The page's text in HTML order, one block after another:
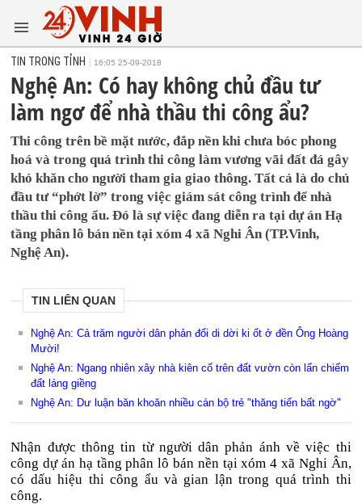
TIN TRONG TỈNH 16:05 25-09-2018
Nghệ An: Có hay không chủ đầu tư
làm ngơ để nhà thầu thi công ẩu?
Thi công trên bề mặt nước, đắp nền khi chưa bóc phong
hoá và trong quá trình thi công làm vương vãi đất đá gây
khó khăn cho người tham gia giao thông. Tất cả là do chủ
đầu tư “phớt lờ” trong việc giám sát công trình để nhà
thầu thi công ẩu. Đó là sự việc đang diễn ra tại dự án Hạ
tầng phân lô bán nền tại xóm 4 xã Nghi Ân (TP.Vinh,
Nghệ An).
TIN LIÊN QUAN
Nghệ An: Cả trăm người dân phản đối di dời ki ốt ở đền Ông Hoàng
Mười!
Nghệ An: Ngang nhiên xây nhà kiên cố trên đất vườn còn lấn chiếm
đất láng giềng
Nghệ An: Dư luận băn khoăn nhiều cán bộ trẻ "thăng tiến bất ngờ"
Nhận được thông tin từ người dân phản ánh về việc thi
công dự án hạ tầng phân lô bán nền tại xóm 4 xã Nghi Ân,
có dấu hiệu thi công ẩu và gian lận trong quá trình thi
công.